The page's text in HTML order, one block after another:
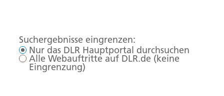
Suchergebnisse eingrenzen:
Nur das DLR Hauptportal durchsuchen
Alle Webauftritte auf DLR.de (keine
Eingrenzung)